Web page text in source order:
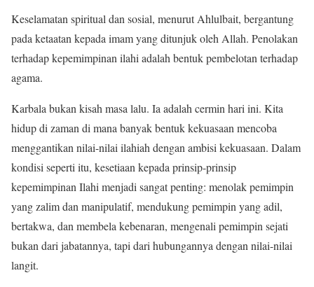
Keselamatan spiritual dan sosial, menurut Ahlulbait, bergantung
pada ketaatan kepada imam yang ditunjuk oleh Allah. Penolakan
terhadap kepemimpinan ilahi adalah bentuk pembelotan terhadap
agama.
Karbala bukan kisah masa lalu. Ia adalah cermin hari ini. Kita
hidup di zaman di mana banyak bentuk kekuasaan mencoba
menggantikan nilai-nilai ilahiah dengan ambisi kekuasaan. Dalam
kondisi seperti itu, kesetiaan kepada prinsip-prinsip
kepemimpinan Ilahi menjadi sangat penting: menolak pemimpin
yang zalim dan manipulatif, mendukung pemimpin yang adil,
bertakwa, dan membela kebenaran, mengenali pemimpin sejati
bukan dari jabatannya, tapi dari hubungannya dengan nilai-nilai
langit.